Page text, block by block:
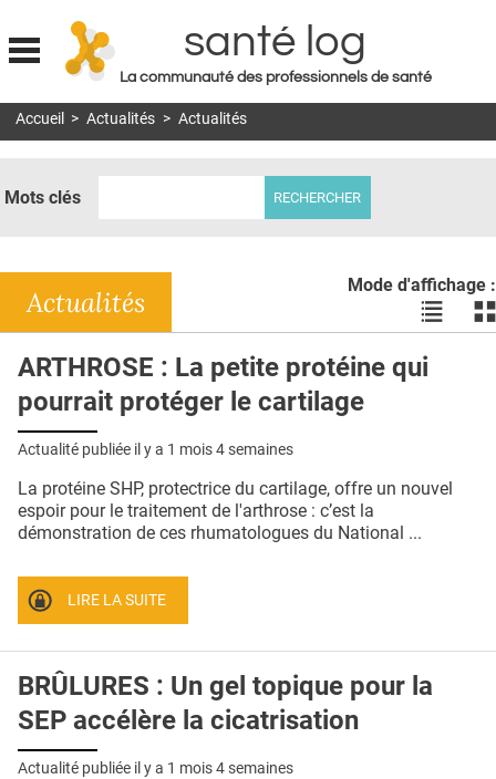
Jump to navigation
santé log
La communauté des professionnels de santé
MON COMPTE
DOSSIERS
RÉSEAUX
E-REVUE SAD
THÉMA
QUI SOMMES-NOUS ?
CONDITIONS GÉNÉRALES
CRÉDITS
Accueil > Actualités > Actualités
Mots clés
Mode d'affichage :
Voir
les
en
les
Actualités
ARTHROSE : La petite protéine qui
pourrait protéger le cartilage
Actualité publiée il y a 1 mois 4 semaines
La protéine SHP, protectrice du cartilage, offre un nouvel
espoir pour le traitement de l'arthrose : c’est la
démonstration de ces rhumatologues du National ...
LIRE LA SUITE
BRÛLURES : Un gel topique pour la
SEP accélère la cicatrisation
Actualité publiée il y a 1 mois 4 semaines